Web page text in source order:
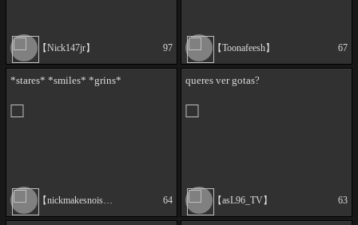
【Nick147jr】 97 【Toonafeesh】 67
*stares* *smiles* *grins*
【nickmakesnoise】 64
queres ver gotas?
【asL96_TV】 63